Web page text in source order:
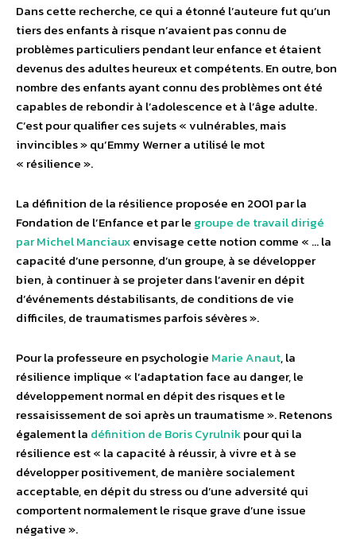
Dans cette recherche, ce qui a étonné l’auteure fut qu’un
tiers des enfants à risque n’avaient pas connu de
problèmes particuliers pendant leur enfance et étaient
devenus des adultes heureux et compétents. En outre, bon
nombre des enfants ayant connu des problèmes ont été
capables de rebondir à l’adolescence et à l’âge adulte.
C’est pour qualifier ces sujets « vulnérables, mais
invincibles » qu’Emmy Werner a utilisé le mot
« résilience ».
La définition de la résilience proposée en 2001 par la
Fondation de l’Enfance et par le groupe de travail dirigé
par Michel Manciauxenvisage cette notion comme « … la
capacité d’une personne, d’un groupe, à se développer
bien, à continuer à se projeter dans l’avenir en dépit
d’événements déstabilisants, de conditions de vie
difficiles, de traumatismes parfois sévères ».
Pour la professeure en psychologie Marie Anaut, la
résilience implique « l’adaptation face au danger, le
développement normal en dépit des risques et le
ressaisissement de soi après un traumatisme ». Retenons
également la définition de Boris Cyrulnikpour qui la
résilience est « la capacité à réussir, à vivre et à se
développer positivement, de manière socialement
acceptable, en dépit du stress ou d’une adversité qui
comportent normalement le risque grave d’une issue
négative ».